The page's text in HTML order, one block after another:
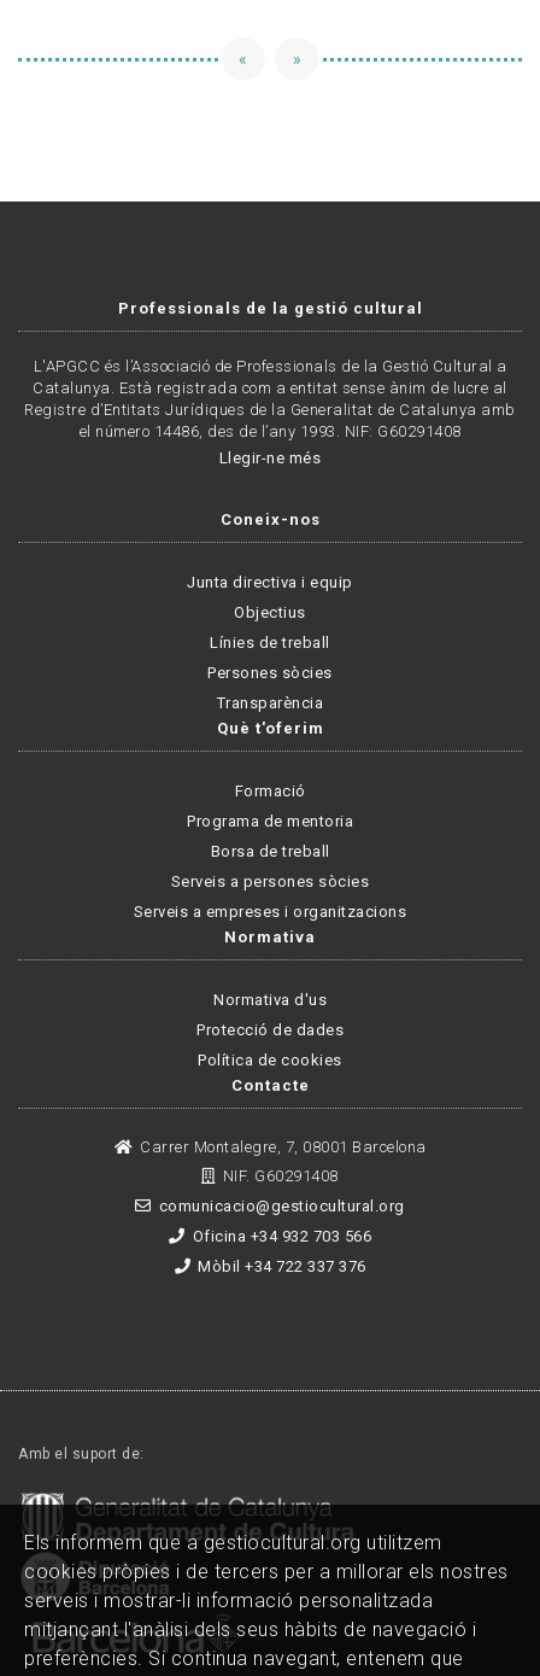
« »
Professionals de la gestió cultural
L'APGCC és l’Associació de Professionals de la Gestió Cultural a
Catalunya. Està registrada com a entitat sense ànim de lucre al
Registre d’Entitats Jurídiques de la Generalitat de Catalunya amb
el número 14486, des de l’any 1993. NIF: G60291408
Llegir-ne més
Coneix-nos
Junta directiva i equip
Objectius
Línies de treball
Persones sòcies
Transparència
Què t'oferim
Formació
Programa de mentoria
Borsa de treball
Serveis a persones sòcies
Serveis a empreses i organitzacions
Normativa
Normativa d'us
Protecció de dades
Política de cookies
Contacte
Carrer Montalegre, 7, 08001 Barcelona
NIF. G60291408
comunicacio@gestiocultural.org
Oficina +34 932 703 566
Mòbil +34 722 337 376
Amb el suport de:
Els informem que a gestiocultural.org utilitzem
cookies pròpies i de tercers per a millorar els nostres
serveis i mostrar-li informació personalitzada
mitjançant l'anàlisi dels seus hàbits de navegació i
preferències. Si continua navegant, entenem que